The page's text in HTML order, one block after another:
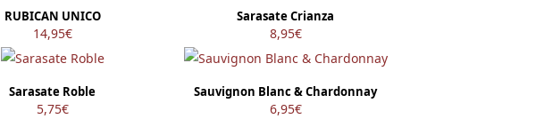
RUBICAN UNICO
14,95€
Sarasate Crianza
8,95€
Sarasate Roble
5,75€
Sauvignon Blanc & Chardonnay
6,95€